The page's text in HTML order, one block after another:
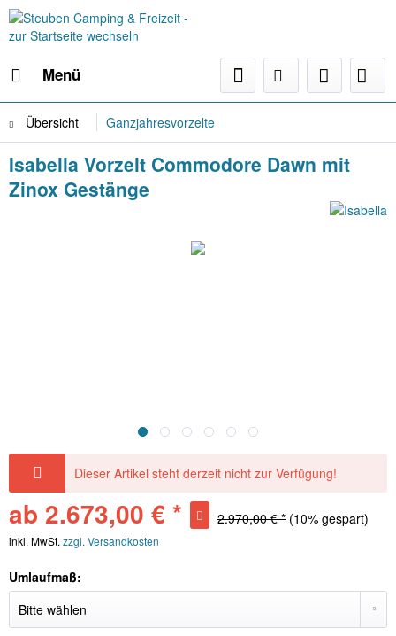
Menü
Übersicht Ganzjahresvorzelte
Isabella Vorzelt Commodore Dawn mit
Zinox Gestänge
Dieser Artikel steht derzeit nicht zur Verfügung!
ab 2.673,00 € * 2.970,00 € * (10% gespart)
inkl. MwSt. zzgl. Versandkosten
Umlaufmaß: